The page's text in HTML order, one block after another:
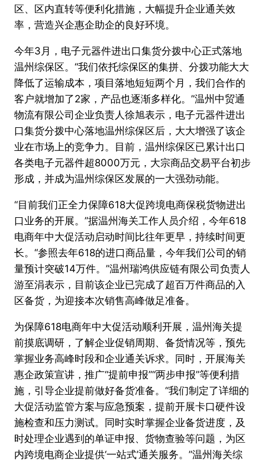
区、区内直转等便利化措施，大幅提升企业通关效
率，营造兴企惠企助企的良好环境。
今年3月，电子元器件进出口集货分拨中心正式落地
温州综保区。“我们依托综保区的集拼、分拨功能大大
降低了运输成本，项目落地短短两个月，我们合作的
客户就增加了2家，产品也逐渐多样化。”温州中贸通
物流有限公司企业负责人徐旭表示，电子元器件进出
口集货分拨中心落地温州综保区后，大大增强了该企
业在市场上的竞争力。目前，温州综保区已累计出口
各类电子元器件超8000万元，大宗商品交易平台初步
形成，并成为温州综保区发展的一大强劲动能。
“目前我们正全力保障618大促跨境电商保税货物进出
口业务的开展。”据温州海关工作人员介绍，今年618
电商年中大促活动启动时间比往年更早，持续时间更
长。“参照去年618的进口商品量，今年我们公司的销
量预计突破14万件。”温州瑞鸿供应链有限公司负责人
游至涓表示，目前该企业已完成了超百万件商品的入
区备货，为迎接本次销售高峰做足准备。
为保障618电商年中大促活动顺利开展，温州海关提
前摸底调研，了解企业促销周期、备货情况等，预先
掌握业务高峰时段和企业通关诉求。同时，开展海关
惠企政策宣讲，推广“提前申报”“两步申报”等便利措
施，引导企业提前做好备货准备。“我们制定了详细的
大促活动监管方案与应急预案，提前开展卡口硬件设
施检查和压力测试。同时实时掌握企业备货进度，及
时处理企业遇到的单证申报、货物查验等问题，为区
内跨境电商企业提供‘一站式’通关服务。”温州海关综